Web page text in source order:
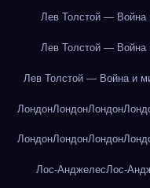
Лев Толстой — Война
Лев Толстой — Война
Лев Толстой — Война и
ЛондонЛондонЛондон
ЛондонЛондонЛондон
Лос-АнджелесЛос-